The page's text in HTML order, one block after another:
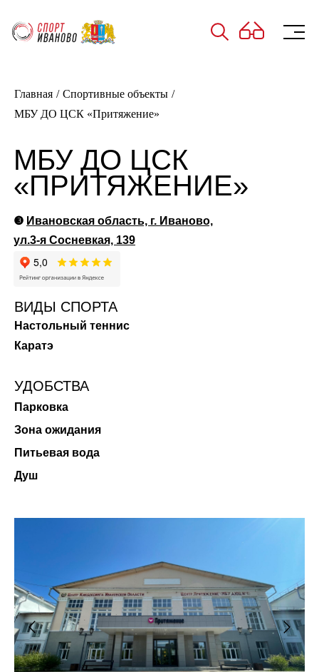
Главная / Спортивные объекты /
МБУ ДО ЦСК «Притяжение»
МБУ ДО ЦСК
«ПРИТЯЖЕНИЕ»
❸ Ивановская область, г. Иваново,
ул.3-я Сосневкая, 139
ВИДЫ СПОРТА
Настольный теннис
Каратэ
УДОБСТВА
Парковка
Зона ожидания
Питьевая вода
Душ